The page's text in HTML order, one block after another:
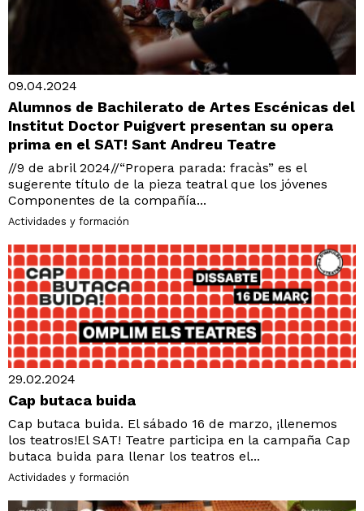
09.04.2024
Alumnos de Bachilerato de Artes Escénicas del
Institut Doctor Puigvert presentan su opera
prima en el SAT! Sant Andreu Teatre
//9 de abril 2024//“Propera parada: fracàs” es el
sugerente título de la pieza teatral que los jóvenes
Componentes de la compañía...
Actividades y formación
29.02.2024
Cap butaca buida
Cap butaca buida. El sábado 16 de marzo, ¡llenemos
los teatros!El SAT! Teatre participa en la campaña Cap
butaca buida para llenar los teatros el...
Actividades y formación